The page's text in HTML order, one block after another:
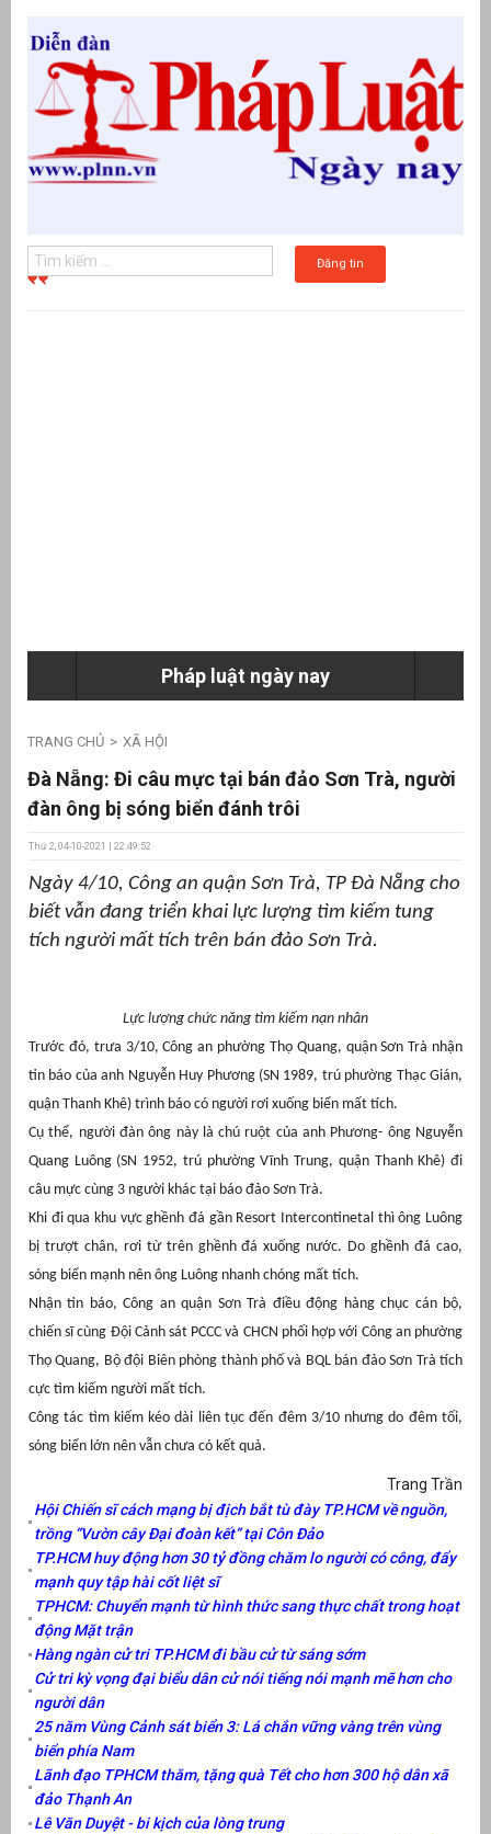
Đăng tin
Pháp luật ngày nay
TRANG CHỦ XÃ HỘI
Đà Nẵng: Đi câu mực tại bán đảo Sơn Trà, người
đàn ông bị sóng biển đánh trôi
Thứ 2, 04-10-2021 | 22:49:52
Ngày 4/10, Công an quận Sơn Trà, TP Đà Nẵng cho
biết vẫn đang triển khai lực lượng tìm kiếm tung
tích người mất tích trên bán đảo Sơn Trà.
Lực lượng chức năng tìm kiếm nạn nhân
Trước đó, trưa 3/10, Công an phường Thọ Quang, quận Sơn Trà nhận
tin báo của anh Nguyễn Huy Phương (SN 1989, trú phường Thạc Gián,
quận Thanh Khê) trình báo có người rơi xuống biển mất tích.
Cụ thể, người đàn ông này là chú ruột của anh Phương- ông Nguyễn
Quang Luông (SN 1952, trú phường Vĩnh Trung, quận Thanh Khê) đi
câu mực cùng 3 người khác tại báo đảo Sơn Trà.
Khi đi qua khu vực ghềnh đá gần Resort Intercontinetal thì ông Luông
bị trượt chân, rơi từ trên ghềnh đá xuống nước. Do ghềnh đá cao,
sóng biển mạnh nên ông Luông nhanh chóng mất tích.
Nhận tin báo, Công an quận Sơn Trà điều động hàng chục cán bộ,
chiến sĩ cùng Đội Cảnh sát PCCC và CHCN phối hợp với Công an phường
Thọ Quang, Bộ đội Biên phòng thành phố và BQL bán đảo Sơn Trà tích
cực tìm kiếm người mất tích.
Công tác tìm kiếm kéo dài liên tục đến đêm 3/10 nhưng do đêm tối,
sóng biển lớn nên vẫn chưa có kết quả.
Trang Trần
Hội Chiến sĩ cách mạng bị địch bắt tù đày TP.HCM về nguồn,
trồng “Vườn cây Đại đoàn kết” tại Côn Đảo
TP.HCM huy động hơn 30 tỷ đồng chăm lo người có công, đẩy
mạnh quy tập hài cốt liệt sĩ
TPHCM: Chuyển mạnh từ hình thức sang thực chất trong hoạt
động Mặt trận
Hàng ngàn cử tri TP.HCM đi bầu cử từ sáng sớm
Cử tri kỳ vọng đại biểu dân cử nói tiếng nói mạnh mẽ hơn cho
người dân
25 năm Vùng Cảnh sát biển 3: Lá chắn vững vàng trên vùng
biển phía Nam
Lãnh đạo TPHCM thăm, tặng quà Tết cho hơn 300 hộ dân xã
đảo Thạnh An
Lê Văn Duyệt - bi kịch của lòng trung